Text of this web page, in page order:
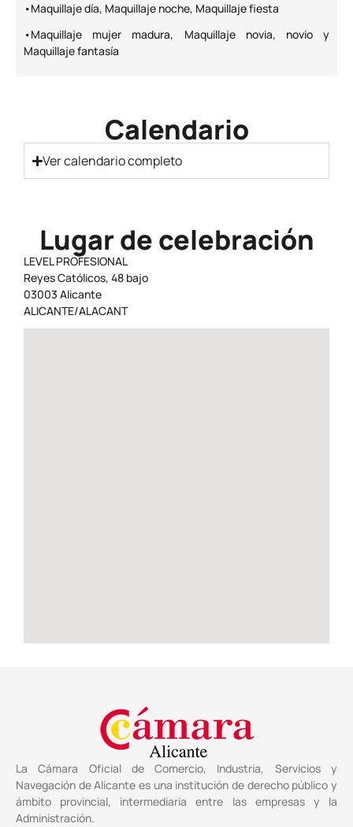
•Maquillaje día, Maquillaje noche, Maquillaje fiesta
•Maquillaje mujer madura, Maquillaje novia, novio y
Maquillaje fantasía
Calendario
Ver calendario completo
Lugar de celebración
LEVEL PROFESIONAL
Reyes Católicos, 48 bajo
03003 Alicante
ALICANTE/ALACANT
La Cámara Oficial de Comercio, Industria, Servicios y
Navegación de Alicante es una institución de derecho público y
ámbito provincial, intermediaria entre las empresas y la
Administración.